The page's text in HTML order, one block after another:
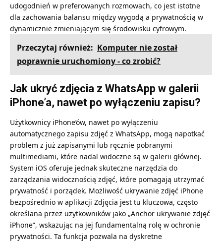
udogodnień w preferowanych rozmowach, co jest istotne
dla zachowania balansu między wygodą a prywatnością w
dynamicznie zmieniającym się środowisku cyfrowym.
Przeczytaj również: Komputer nie został
poprawnie uruchomiony - co zrobić?
Jak ukryć zdjęcia z WhatsApp w galerii
iPhone’a, nawet po wyłączeniu zapisu?
Użytkownicy iPhone’ów, nawet po wyłączeniu
automatycznego zapisu zdjęć z WhatsApp, mogą napotkać
problem z już zapisanymi lub ręcznie pobranymi
multimediami, które nadal widoczne są w galerii głównej.
System iOS oferuje jednak skuteczne narzędzia do
zarządzania widocznością zdjęć, które pomagają utrzymać
prywatność i porządek. Możliwość ukrywanie zdjęć iPhone
bezpośrednio w aplikacji Zdjęcia jest tu kluczowa, często
określana przez użytkowników jako „Anchor ukrywanie zdjęć
iPhone”, wskazując na jej fundamentalną rolę w ochronie
prywatności. Ta funkcja pozwala na dyskretne